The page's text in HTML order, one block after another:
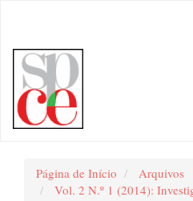
Página de Início
Arquivos
Vol. 2 N.º 1 (2014):